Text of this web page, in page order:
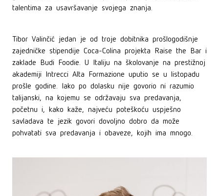
talentima za usavršavanje svojega znanja.
Tibor Valinčić jedan je od troje dobitnika prošlogodišnje
zajedničke stipendije Coca-Colina projekta Raise the Bar i
zaklade Budi Foodie. U Italiju na školovanje na prestižnoj
akademiji Intrecci Alta Formazione uputio se u listopadu
prošle godine. Iako po dolasku nije govorio ni razumio
talijanski, na kojemu se održavaju sva predavanja,
početnu i, kako kaže, najveću poteškoću uspješno
savladava te jezik govori dovoljno dobro da može
pohvatati sva predavanja i obaveze, kojih ima mnogo.